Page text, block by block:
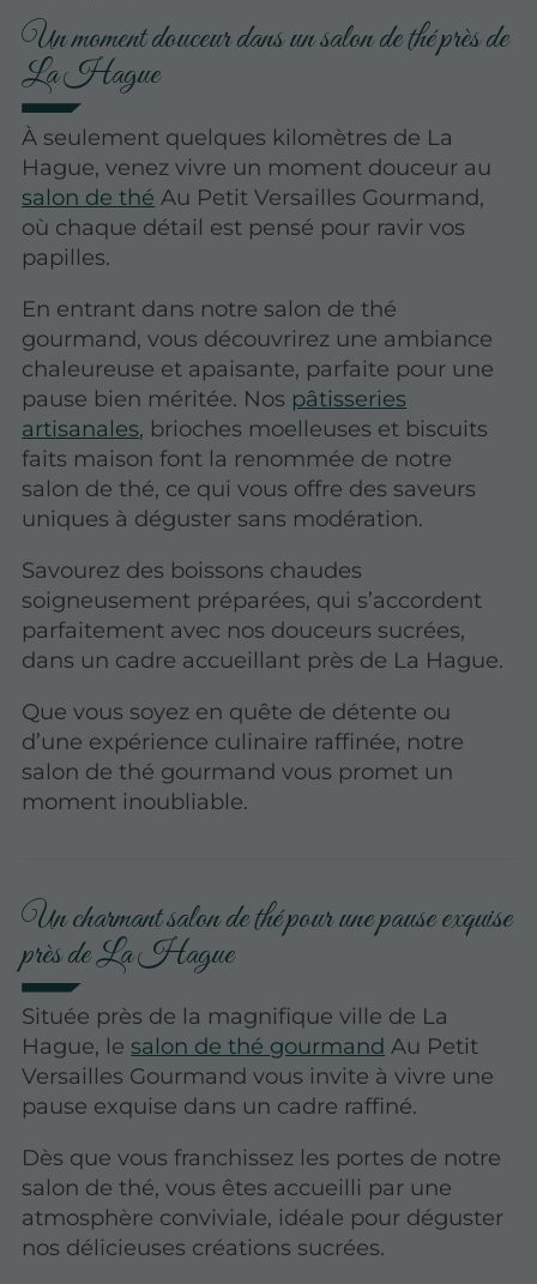
Un moment douceur dans un salon de thé près de
La Hague
À seulement quelques kilomètres de La
Hague, venez vivre un moment douceur au
salon de thé Au Petit Versailles Gourmand,
où chaque détail est pensé pour ravir vos
papilles.
En entrant dans notre salon de thé
gourmand, vous découvrirez une ambiance
chaleureuse et apaisante, parfaite pour une
pause bien méritée. Nos pâtisseries
artisanales, brioches moelleuses et biscuits
faits maison font la renommée de notre
salon de thé, ce qui vous offre des saveurs
uniques à déguster sans modération.
Savourez des boissons chaudes
soigneusement préparées, qui s’accordent
parfaitement avec nos douceurs sucrées,
dans un cadre accueillant près de La Hague.
Que vous soyez en quête de détente ou
d’une expérience culinaire raffinée, notre
salon de thé gourmand vous promet un
moment inoubliable.
Un charmant salon de thé pour une pause exquise
près de La Hague
Située près de la magnifique ville de La
Hague, lesalon de thé gourmand Au Petit
Versailles Gourmand vous invite à vivre une
pause exquise dans un cadre raffiné.
Dès que vous franchissez les portes de notre
salon de thé, vous êtes accueilli par une
atmosphère conviviale, idéale pour déguster
nos délicieuses créations sucrées.